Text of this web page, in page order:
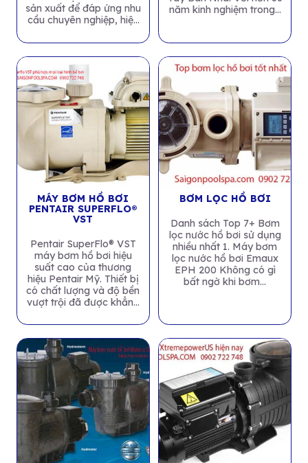
sản xuất để đáp ứng nhu
cầu chuyên nghiệp, hiệu
năm kinh nghiệm trong...
MÁY BƠM HỒ BƠI
PENTAIR SUPERFLO®
VST
Pentair SuperFlo® VST
máy bơm hồ bơi hiệu
suất cao của thương
hiệu Pentair Mỹ. Thiết bị
có chất lượng và độ bền
vượt trội đã được khẳng
BƠM LỌC HỒ BƠI
Danh sách Top 7+ Bơm
lọc nước hồ bơi sử dụng
nhiều nhất 1. Máy bơm
lọc nước hồ bơi Emaux
EPH 200 Không có gì
bất ngờ khi bơm...